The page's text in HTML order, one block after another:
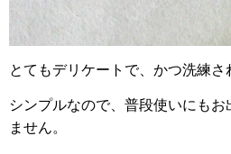
とてもデリケートで、かつ洗練さ
シンプルなので、普段使いにも
ません。